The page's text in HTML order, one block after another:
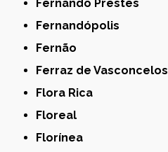
Fernando Prestes
Fernandópolis
Fernão
Ferraz de Vasconcelos
Flora Rica
Floreal
Florínea